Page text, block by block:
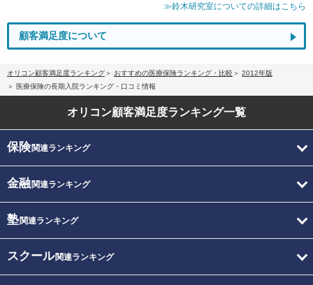
≫鈴木研究室についての詳細はこちら
顧客満足度について
オリコン顧客満足度ランキング おすすめの医療保険ランキング・比較
2012年版
医療保険の長期入院ランキング・口コミ情報
オリコン顧客満足度ランキング一覧
保険関連ランキング
金融関連ランキング
塾関連ランキング
スクール関連ランキング